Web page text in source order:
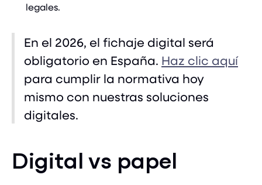
legales.
En el 2026, el fichaje digital será
obligatorio en España. Haz clic aquí
para cumplir la normativa hoy
mismo con nuestras soluciones
digitales.
Digital vs papel